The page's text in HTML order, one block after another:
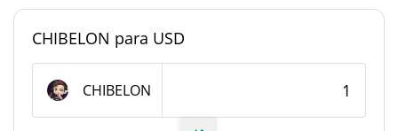
CHIBELON
CHIBELON para USD
CHIBELON